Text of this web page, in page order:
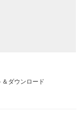
＆ダウンロード